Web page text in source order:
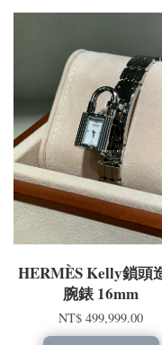
HERMÈS Kelly鎖頭
腕錶 16mm
NT$ 499,999.00